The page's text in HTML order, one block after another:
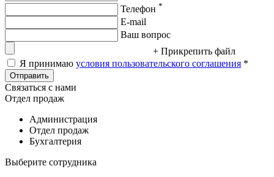
Телефон *
E-mail
Ваш вопрос
+ Прикрепить файл
Я принимаю условия пользовательского соглашения *
Отправить
Связаться с нами
Отдел продаж
Администрация
Отдел продаж
Бухгалтерия
Выберите сотрудника